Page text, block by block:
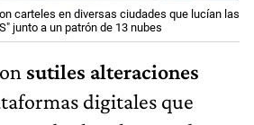
carteles en diversas ciudades que lucían las
junto a un patrón de 13 nubes
sutiles alteraciones
digitales que